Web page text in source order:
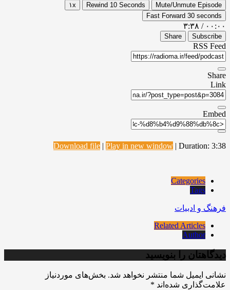
Mute/Unmute Episode
Rewind 10 Seconds
۱x
Fast Forward 30 seconds
۰۰:۰۰ / ۳:۳۸
Subscribe
Share
RSS Feed
Share
Link
Embed
Download file | Play in new window | Duration: 3:38
Categories
Tags
فرهنگ و ادبیات
Related Articles
Author
دیدگاهتان را بنویسید
نشانی ایمیل شما منتشر نخواهد شد. بخش‌های موردنیاز
علامت‌گذاری شده‌اند *